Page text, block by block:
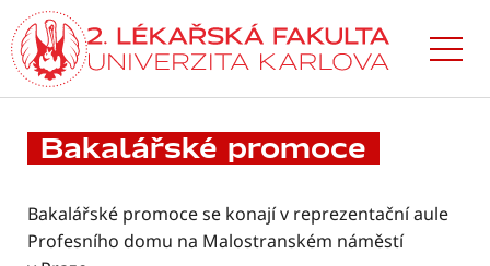
Přejít
k hlavnímu
obsahu
Bakalářské promoce
Bakalářské promoce se konají v reprezentační aule
Profesního domu na Malostranském náměstí